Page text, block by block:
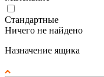
Стандартные
Ничего не найдено
Назначение ящика